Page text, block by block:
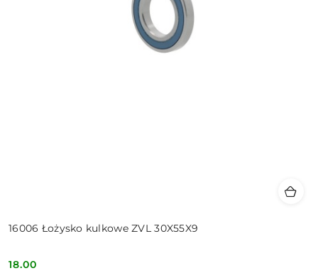
16006 Łożysko kulkowe ZVL 30X55X9
Cena:
18.00